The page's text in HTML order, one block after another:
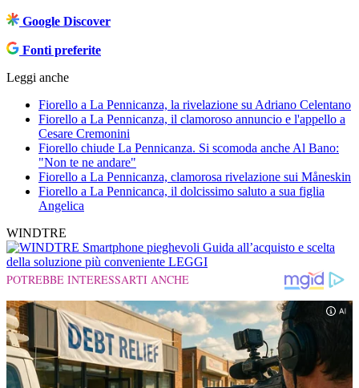
Google Discover
Fonti preferite
Leggi anche
Fiorello a La Pennicanza, la rivelazione su Adriano Celentano
Fiorello a La Pennicanza, il clamoroso annuncio e l'appello a
Cesare Cremonini
Fiorello chiude La Pennicanza. Si scomoda anche Al Bano:
"Non te ne andare"
Fiorello a La Pennicanza, clamorosa rivelazione sui Måneskin
Fiorello a La Pennicanca, il dolcissimo saluto a sua figlia
Angelica
WINDTRE
Smartphone pieghevoli Guida all’acquisto e scelta
della soluzione più conveniente LEGGI